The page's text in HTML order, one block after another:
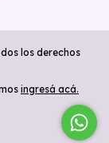
los derechos
ingresá acá.